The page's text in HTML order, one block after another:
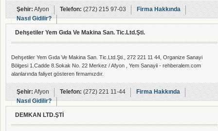
Şehir:Afyon Telefon:(272) 215 97-03
Firma Hakkında
Nasıl Gidilir?
Dehşetiler Yem Gıda Ve Makina San. Tic.Ltd.Şti.
Dehşetiler Yem Gıda Ve Makina San. Tic.Ltd.Şti., 272 221 11 44, Organize Sanayi
Bölgesi 1.Cadde 8.Sokak No. 22 Merkez / Afyon , Yem Sanayii - rehberalem.com
alanlarında faliyet gösteren firmamızdır.
Şehir:Afyon Telefon:(272) 221 11-44
Firma Hakkında
Nasıl Gidilir?
DEMKAN LTD.ŞTİ